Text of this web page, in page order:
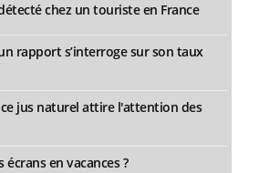
chez un touriste en France
rapport s’interroge sur son taux
ce jus naturel attire l'attention des
en vacances ?